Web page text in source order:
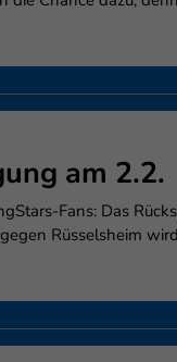
am 2.2.
Fans: Das
Rüsselsheim